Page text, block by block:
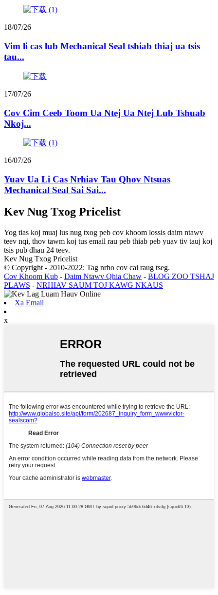
18/07/26
Vim li cas lub Mechanical Seal tshiab thiaj ua tsis
tau...
17/07/26
Cov Cim Ceeb Toom Ua Ntej Ua Ntej Lub Tshuab
Nkoj...
16/07/26
Yuav Ua Li Cas Nrhiav Tau Qhov Ntsuas
Mechanical Seal Sai Sai...
Kev Nug Txog Pricelist
Yog tias koj muaj lus nug txog peb cov khoom lossis daim ntawv
teev nqi, thov tawm koj tus email rau peb thiab peb yuav tiv tauj koj
tsis pub dhau 24 teev.
Kev Nug Txog Pricelist
© Copyright - 2010-2022: Tag nrho cov cai raug tseg.
Cov Khoom Kub - Daim Ntawv Qhia Chaw - BLOG ZOO TSHAJ
PLAWS - NRHIAV SAUM TOJ KAWG NKAUS
Xa Email
x